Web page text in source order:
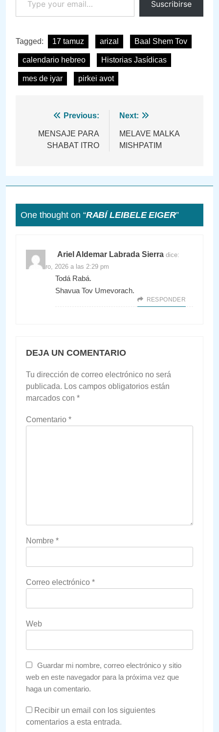
Suscribirse
Tagged: 17 tamuz arizal Baal Shem Tov
calendario hebreo Historias Jasídicas
mes de iyar pirkei avot
Navegación
Previous:
MENSAJE PARA
SHABAT ITRO
Next:
MELAVE MALKA
MISHPATIM
One thought on “RABÍ LEIBELE EIGER”
Ariel Aldemar Labrada Sierra dice:
8 febrero, 2026 a las 2:29 pm
Todá Rabá.
Shavua Tov Umevorach.
RESPONDER
DEJA UN COMENTARIO
Tu dirección de correo electrónico no será
publicada. Los campos obligatorios están
marcados con *
Comentario *
Nombre *
Correo electrónico *
Web
Guardar mi nombre, correo electrónico y sitio
web en este navegador para la próxima vez que
haga un comentario.
Recibir un email con los siguientes
comentarios a esta entrada.